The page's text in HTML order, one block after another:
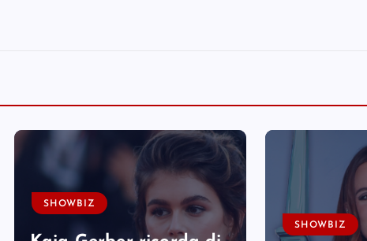
SHOWBIZ
SHOWBIZ